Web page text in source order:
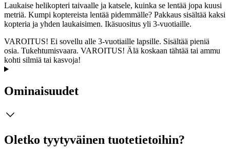
Laukaise helikopteri taivaalle ja katsele, kuinka se lentää jopa kuusi
metriä. Kumpi koptereista lentää pidemmälle? Pakkaus sisältää kaksi
kopteria ja yhden laukaisimen. Ikäsuositus yli 3-vuotiaille.
VAROITUS! Ei sovellu alle 3-vuotiaille lapsille. Sisältää pieniä
osia. Tukehtumisvaara. VAROITUS! Älä koskaan tähtää tai ammu
kohti silmiä tai kasvoja!
Ominaisuudet
Oletko tyytyväinen tuotetietoihin?